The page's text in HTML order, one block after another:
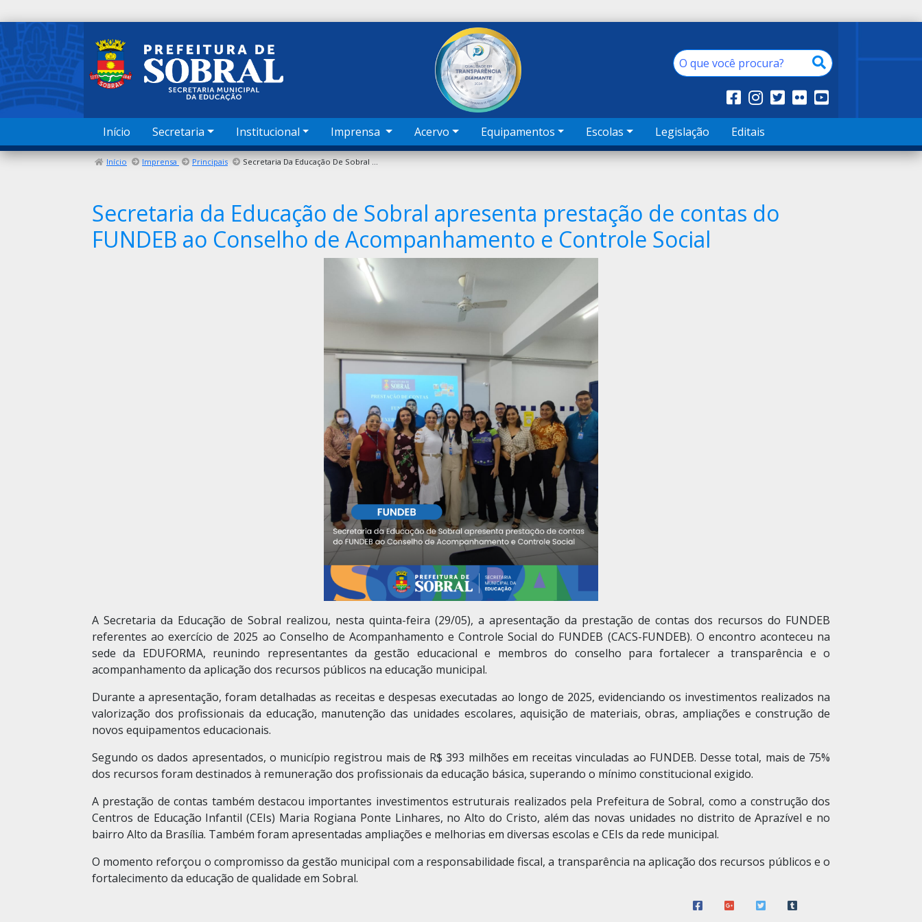
Início Secretaria Institucional Imprensa Acervo Equipamentos Escolas Legislação Editais
Início Imprensa Principais Secretaria Da Educação De Sobral Apresenta Prestação De Contas Do FUNDEB Ao Conselho De Acompanhamento E Controle Social
Secretaria da Educação de Sobral apresenta prestação de contas do
FUNDEB ao Conselho de Acompanhamento e Controle Social
A Secretaria da Educação de Sobral realizou, nesta quinta-feira (29/05), a apresentação da prestação de contas dos recursos do FUNDEB
referentes ao exercício de 2025 ao Conselho de Acompanhamento e Controle Social do FUNDEB (CACS-FUNDEB). O encontro aconteceu na
sede da EDUFORMA, reunindo representantes da gestão educacional e membros do conselho para fortalecer a transparência e o
acompanhamento da aplicação dos recursos públicos na educação municipal.
Durante a apresentação, foram detalhadas as receitas e despesas executadas ao longo de 2025, evidenciando os investimentos realizados na
valorização dos profissionais da educação, manutenção das unidades escolares, aquisição de materiais, obras, ampliações e construção de
novos equipamentos educacionais.
Segundo os dados apresentados, o município registrou mais de R$ 393 milhões em receitas vinculadas ao FUNDEB. Desse total, mais de 75%
dos recursos foram destinados à remuneração dos profissionais da educação básica, superando o mínimo constitucional exigido.
A prestação de contas também destacou importantes investimentos estruturais realizados pela Prefeitura de Sobral, como a construção dos
Centros de Educação Infantil (CEIs) Maria Rogiana Ponte Linhares, no Alto do Cristo, além das novas unidades no distrito de Aprazível e no
bairro Alto da Brasília. Também foram apresentadas ampliações e melhorias em diversas escolas e CEIs da rede municipal.
O momento reforçou o compromisso da gestão municipal com a responsabilidade fiscal, a transparência na aplicação dos recursos públicos e o
fortalecimento da educação de qualidade em Sobral.